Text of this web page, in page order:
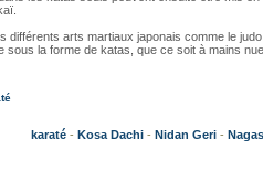
différents arts martiaux japonais comme le
sous la forme de katas, que ce soit à mains
karaté- Kosa Dachi- Nidan Geri-